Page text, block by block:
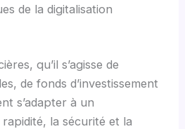
de la digitalisation
qu’il s’agisse de
de fonds d’investissement
s’adapter à un
la sécurité et la